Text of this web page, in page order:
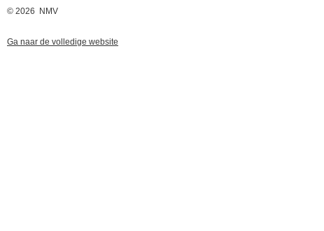
© 2026 NMV
Ga naar de volledige website